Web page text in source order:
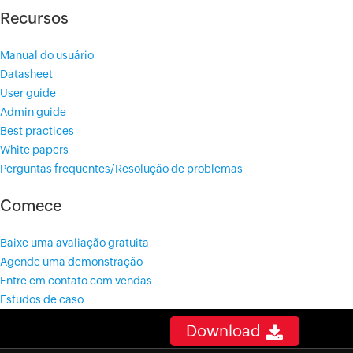
Recursos
Manual do usuário
Datasheet
User guide
Admin guide
Best practices
White papers
Perguntas frequentes/Resolução de problemas
Comece
Baixe uma avaliação gratuita
Agende uma demonstração
Entre em contato com vendas
Estudos de caso
Download